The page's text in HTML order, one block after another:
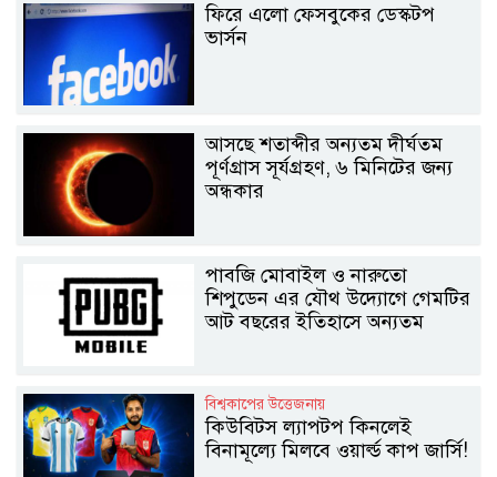
ফিরে এলো ফেসবুকের ডেস্কটপ
ভার্সন
আসছে শতাব্দীর অন্যতম দীর্ঘতম
পূর্ণগ্রাস সূর্যগ্রহণ, ৬ মিনিটের জন্য
অন্ধকার
পাবজি মোবাইল ও নারুতো
শিপুডেন এর যৌথ উদ্যোগে গেমটির
আট বছরের ইতিহাসে অন্যতম
বিশ্বকাপের উত্তেজনায়
কিউবিটস ল্যাপটপ কিনলেই
বিনামূল্যে মিলবে ওয়ার্ল্ড কাপ জার্সি!